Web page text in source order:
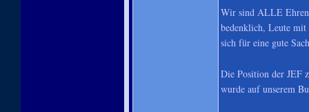
Wir sind ALLE
bedenklich, Leute mit
sich für eine gute
Die Position der JEF
wurde auf unserem